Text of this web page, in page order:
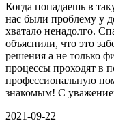
Когда попадаешь в
нас были проблему у
хватало ненадолго.
объяснили, что это
решения а не только
процессы проходят в
профессиональную
знакомым! С
2021-09-22